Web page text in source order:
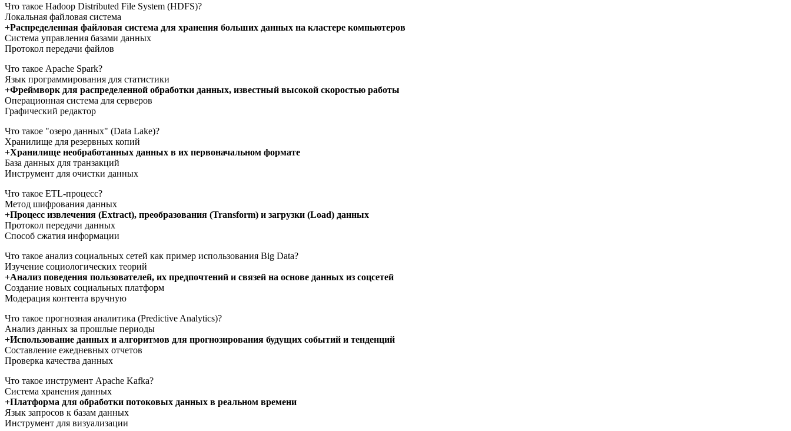
Что такое Hadoop Distributed File System (HDFS)?
Локальная файловая система
+Распределенная файловая система для хранения больших данных на кластере компьютеров
Система управления базами данных
Протокол передачи файлов
Что такое Apache Spark?
Язык программирования для статистики
+Фреймворк для распределенной обработки данных, известный высокой скоростью работы
Операционная система для серверов
Графический редактор
Что такое "озеро данных" (Data Lake)?
Хранилище для резервных копий
+Хранилище необработанных данных в их первоначальном формате
База данных для транзакций
Инструмент для очистки данных
Что такое ETL-процесс?
Метод шифрования данных
+Процесс извлечения (Extract), преобразования (Transform) и загрузки (Load) данных
Протокол передачи данных
Способ сжатия информации
Что такое анализ социальных сетей как пример использования Big Data?
Изучение социологических теорий
+Анализ поведения пользователей, их предпочтений и связей на основе данных из соцсетей
Создание новых социальных платформ
Модерация контента вручную
Что такое прогнозная аналитика (Predictive Analytics)?
Анализ данных за прошлые периоды
+Использование данных и алгоритмов для прогнозирования будущих событий и тенденций
Составление ежедневных отчетов
Проверка качества данных
Что такое инструмент Apache Kafka?
Система хранения данных
+Платформа для обработки потоковых данных в реальном времени
Язык запросов к базам данных
Инструмент для визуализации